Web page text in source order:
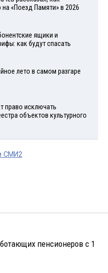
«Поезд Памяти» в 2026
ящики и
как будут спасать
лето в самом разгаре
право исключать
объектов культурного
СМИ2
пенсионеров с 1